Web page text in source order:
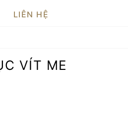
LIÊN HỆ
VÍT ME